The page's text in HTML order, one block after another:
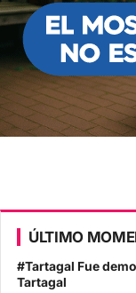
ÚLTIMO
#Tartagal Fue
Tartagal